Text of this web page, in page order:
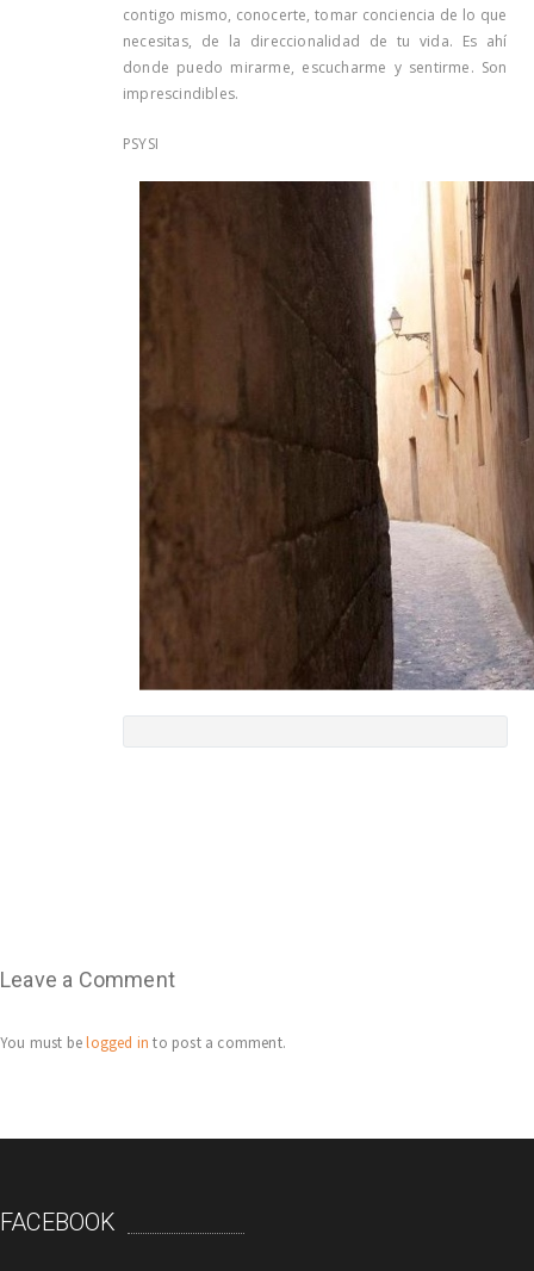
contigo mismo, conocerte, tomar conciencia de lo que
necesitas, de la direccionalidad de tu vida. Es ahí
donde puedo mirarme, escucharme y sentirme. Son
imprescindibles.
PSYSI
Leave a Comment
You must belogged in to post a comment.
FACEBOOK